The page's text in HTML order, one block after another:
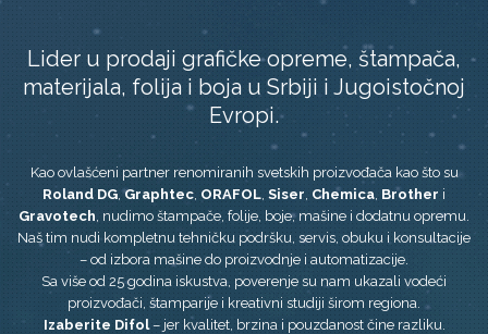
Lider u prodaji grafičke opreme, štampača,
materijala, folija i boja u Srbiji i Jugoistočnoj
Evropi.
Kao ovlašćeni partner renomiranih svetskih proizvođača kao što su
Roland DG,Graphtec, ORAFOL, Siser, Chemica, Brother i
Gravotech, nudimo štampače, folije, boje, mašine i dodatnu opremu.
Naš tim nudi kompletnu tehničku podršku, servis, obuku i konsultacije
– od izbora mašine do proizvodnje i automatizacije.
Sa više od 25 godina iskustva, poverenje su nam ukazali vodeći
proizvođači, štamparije i kreativni studiji širom regiona.
Izaberite Difol– jer kvalitet, brzina i pouzdanost čine razliku.